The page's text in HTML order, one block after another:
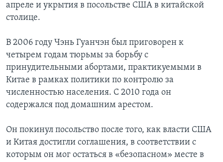
апреле и укрытия в посольстве США в китайской
столице.
В 2006 году Чэнь Гуанчэн был приговорен к
четырем годам тюрьмы за борьбу с
принудительными абортами, практикуемыми в
Китае в рамках политики по контролю за
численностью населения. С 2010 года он
содержался под домашним арестом.
Он покинул посольство после того, как власти США
и Китая достигли соглашения, в соответствии с
которым он мог остаться в «безопасном» месте в